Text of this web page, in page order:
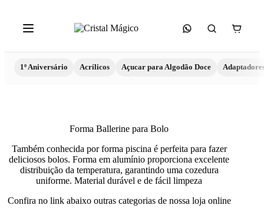
1º Aniversário Acrílicos Açucar para Algodão Doce
Forma Ballerine para Bolo
Também conhecida por forma piscina é perfeita para fazer
deliciosos bolos. Forma em alumínio proporciona excelente
distribuição da temperatura, garantindo uma cozedura
uniforme. Material durável e de fácil limpeza
Confira no link abaixo outras categorias de nossa loja online